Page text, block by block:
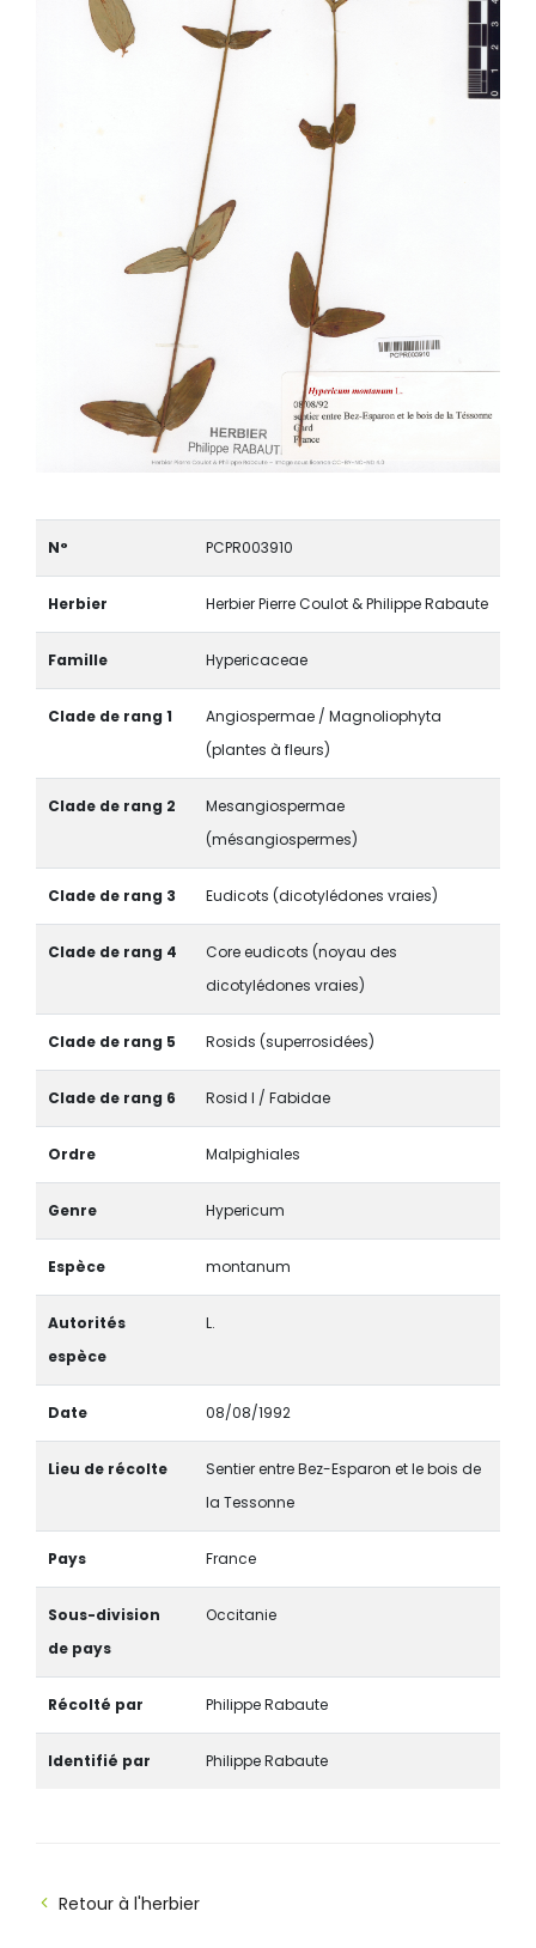
N° PCPR003910
Herbier Herbier Pierre Coulot & Philippe Rabaute
Famille Hypericaceae
Clade de rang 1
Angiospermae / Magnoliophyta
(plantes à fleurs)
Clade de rang 2
Mesangiospermae
(mésangiospermes)
Clade de rang 3 Eudicots (dicotylédones vraies)
Clade de rang 4
Core eudicots (noyau des
dicotylédones vraies)
Clade de rang 5 Rosids (superrosidées)
Clade de rang 6 Rosid I / Fabidae
Ordre Malpighiales
Genre Hypericum
Espèce montanum
Autorités
espèce
L.
Date 08/08/1992
Lieu de récolte
Sentier entre Bez-Esparon et le bois de
la Tessonne
Pays France
Sous-division
de pays
Occitanie
Récolté par Philippe Rabaute
Identifié par Philippe Rabaute
Retour à l'herbier